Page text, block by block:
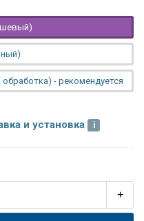
обработка) - рекомендуется
и установка
+